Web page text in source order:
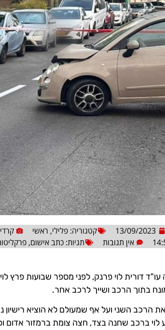
13/09/2023 קטגוריה: פלילי, ראשי
אין תגובות תגיות: כתב אישום,
דורית לוי פרנק, לפני מספר שבועות פרץ
בתוך הרכב ושייך לרכב אחר.
הרכב השני ועל אף שמעולם לא הוציא רישיון
לוי ברכב שחנה בצד, חצה צומת ברמזור אדום